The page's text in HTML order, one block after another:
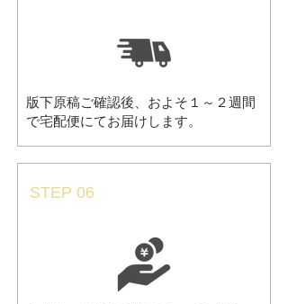
版下原稿ご確認後、およそ１～２週間
で宅配便にてお届けします。
STEP 06